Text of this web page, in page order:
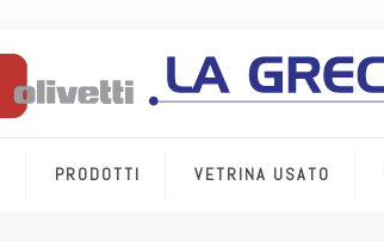
PRODOTTI VETRINA USATO